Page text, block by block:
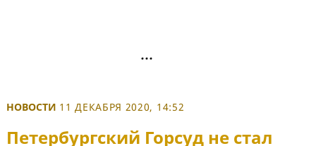
НОВОСТИ 11 ДЕКАБРЯ 2020, 14:52
Петербургский Горсуд не стал